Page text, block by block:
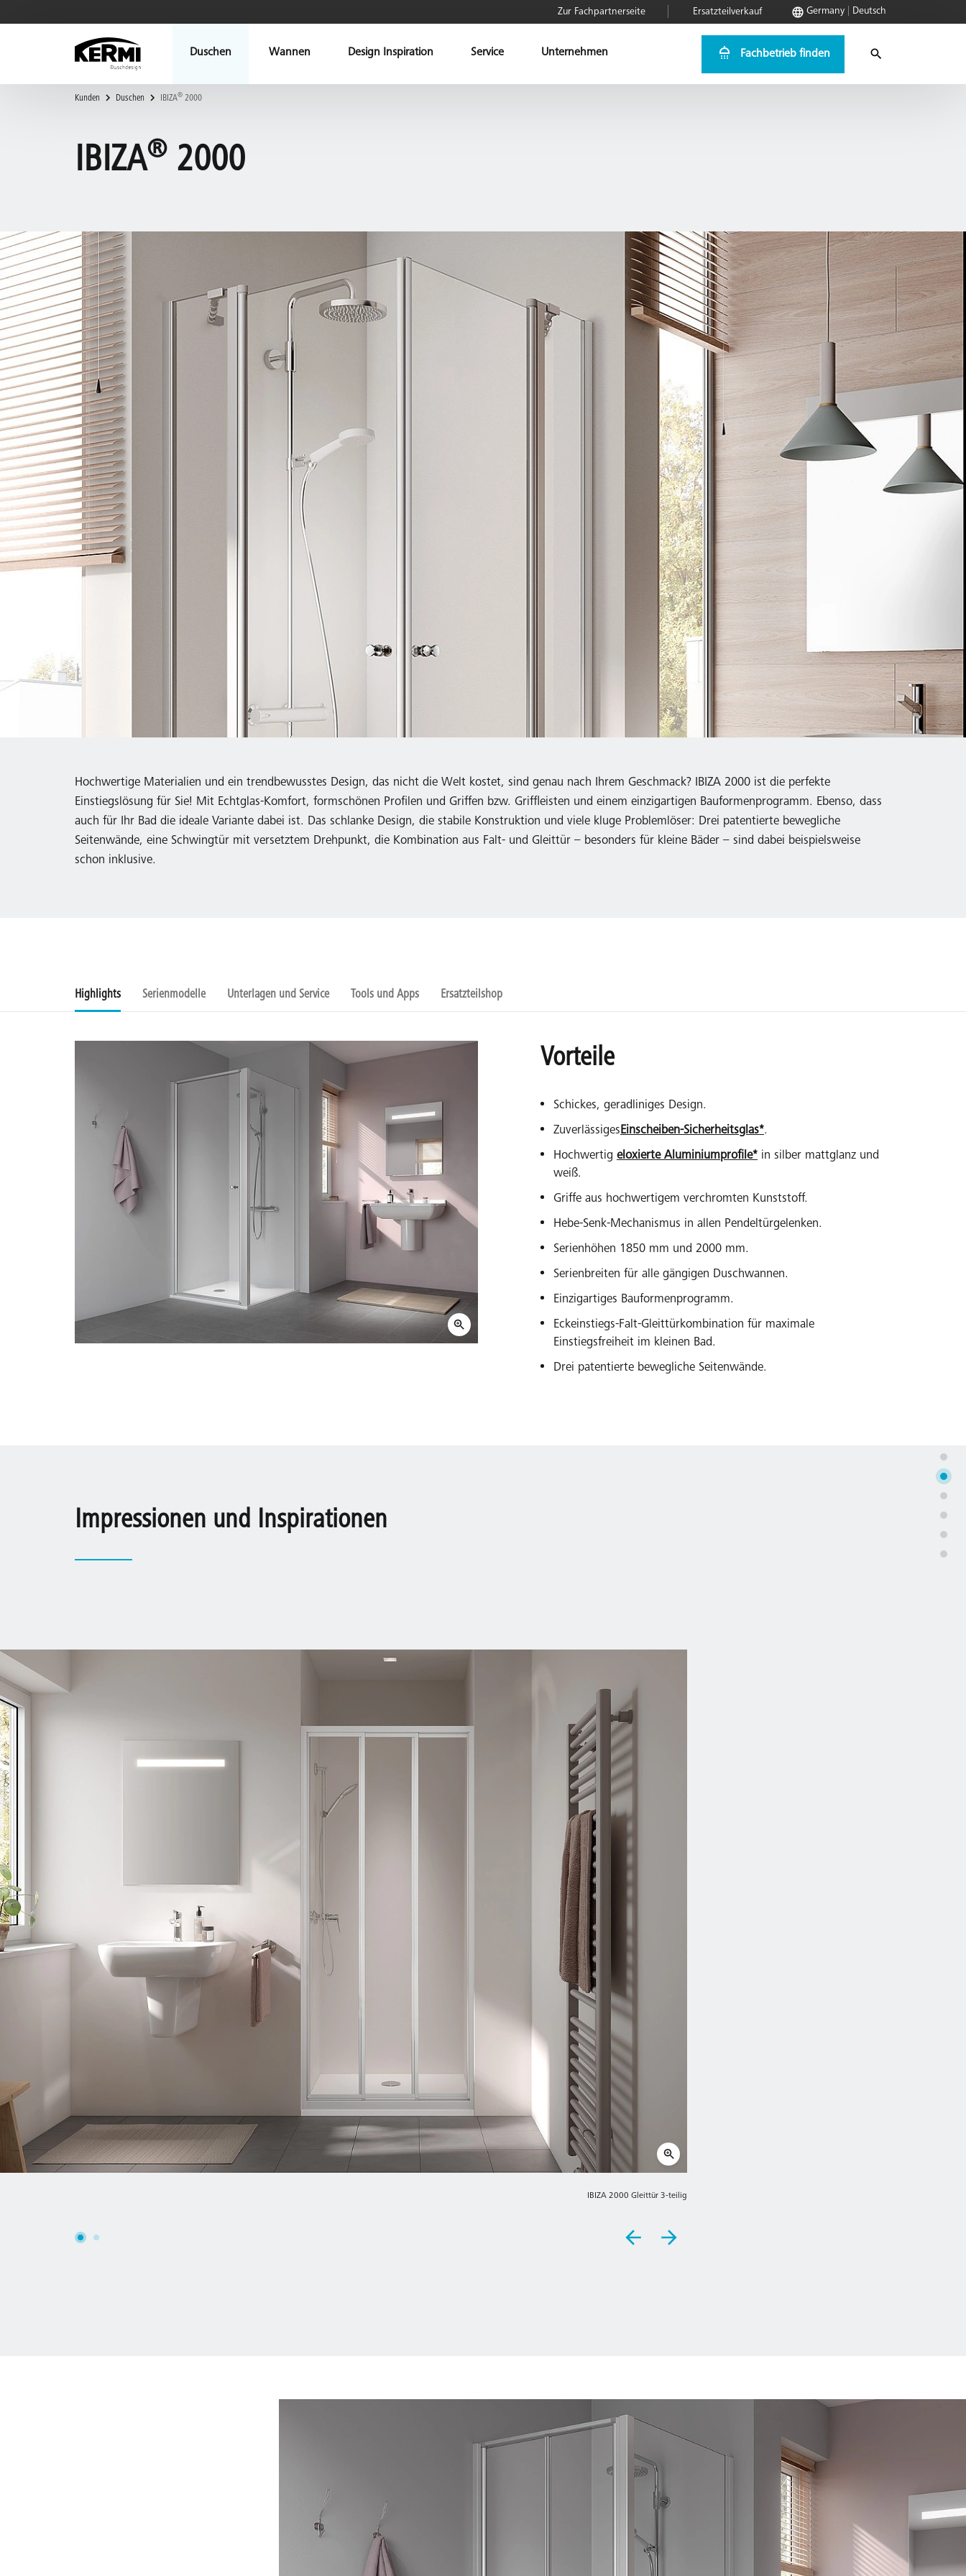
Zur Fachpartnerseite Ersatzteilverkauf Germany Deutsch
Duschen Wannen Design Inspiration Service Unternehmen Fachbetrieb finden
Kunden Duschen IBIZA® 2000
IBIZA® 2000
Hochwertige Materialien und ein trendbewusstes Design, das nicht die Welt kostet, sind genau nach Ihrem Geschmack? IBIZA 2000 ist die perfekte
Einstiegslösung für Sie! Mit Echtglas-Komfort, formschönen Profilen und Griffen bzw. Griffleisten und einem einzigartigen Bauformenprogramm. Ebenso, dass
auch für Ihr Bad die ideale Variante dabei ist. Das schlanke Design, die stabile Konstruktion und viele kluge Problemlöser: Drei patentierte bewegliche
Seitenwände, eine Schwingtür mit versetztem Drehpunkt, die Kombination aus Falt- und Gleittür – besonders für kleine Bäder – sind dabei beispielsweise
schon inklusive.
Highlights Serienmodelle Unterlagen und Service Tools und Apps Ersatzteilshop
Vorteile
Schickes, geradliniges Design.
ZuverlässigesEinscheiben-Sicherheitsglas*.
Hochwertig eloxierte Aluminiumprofile* in silber mattglanz und
weiß.
Griffe aus hochwertigem verchromten Kunststoff.
Hebe-Senk-Mechanismus in allen Pendeltürgelenken.
Serienhöhen 1850 mm und 2000 mm.
Serienbreiten für alle gängigen Duschwannen.
Einzigartiges Bauformenprogramm.
Eckeinstiegs-Falt-Gleittürkombination für maximale
Einstiegsfreiheit im kleinen Bad.
Drei patentierte bewegliche Seitenwände.
Impressionen und Inspirationen
IBIZA 2000 Gleittür 3-teilig